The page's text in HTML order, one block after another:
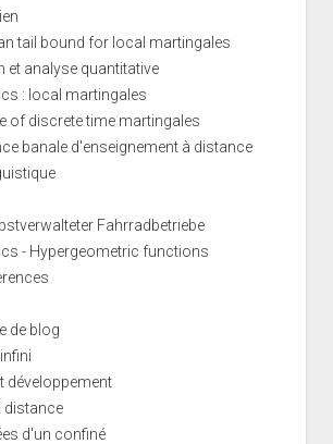
tail bound for local martingales
et analyse quantitative
: local martingales
of discrete time martingales
banale d'enseignement à distance
Fahrradbetriebe
- Hypergeometric functions
de blog
développement
distance
d'un confiné